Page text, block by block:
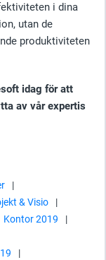
i dina
utan de
produktiviteten
idag för att
av vår expertis
|
& Visio
|
Kontor 2019
|
|